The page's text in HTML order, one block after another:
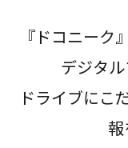
『ドコニーク
デジタル
ドライブにこ
報